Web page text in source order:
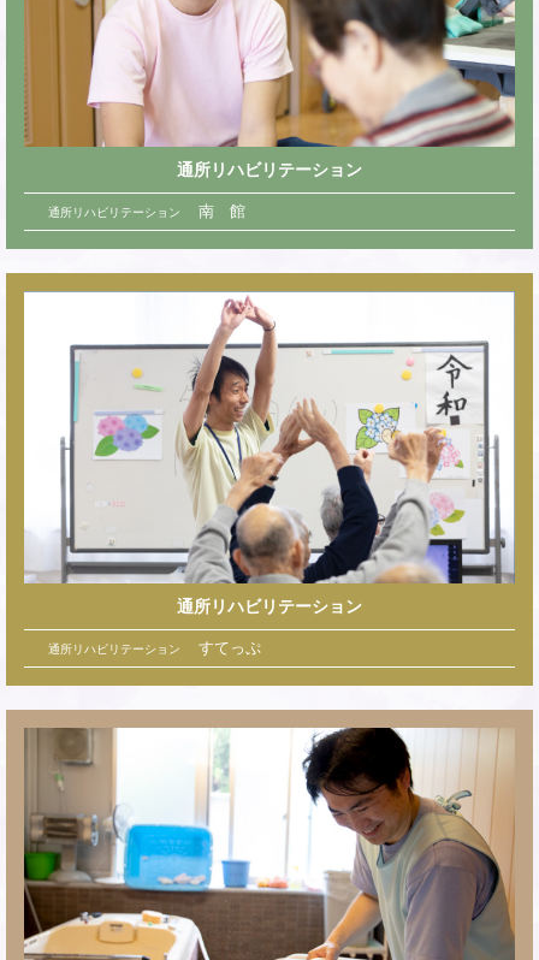
通所リハビリテーション
通所リハビリテーション 南 館
通所リハビリテーション
通所リハビリテーション すてっぷ